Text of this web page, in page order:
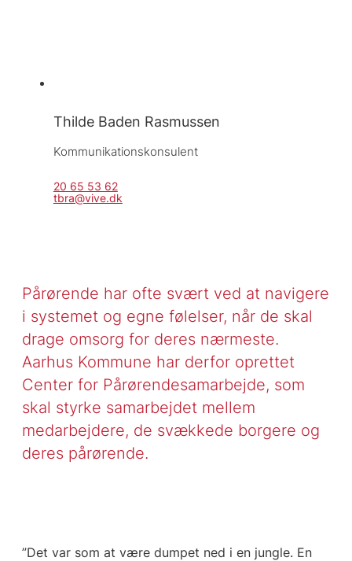
Thilde Baden Rasmussen
Kommunikationskonsulent
20 65 53 62
tbra@vive.dk
Pårørende har ofte svært ved at navigere
i systemet og egne følelser, når de skal
drage omsorg for deres nærmeste.
Aarhus Kommune har derfor oprettet
Center for Pårørendesamarbejde, som
skal styrke samarbejdet mellem
medarbejdere, de svækkede borgere og
deres pårørende.
”Det var som at være dumpet ned i en jungle. En